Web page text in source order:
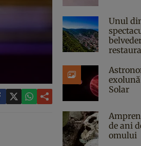
Unul
Solar
de ani
omului